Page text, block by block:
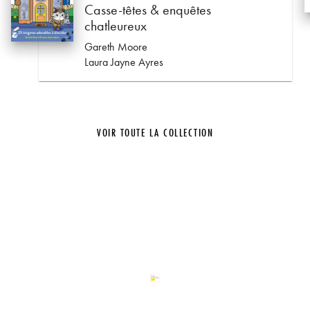
Casse-têtes & enquêtes
chatleureux
Gareth Moore
Laura Jayne Ayres
VOIR TOUTE LA COLLECTION